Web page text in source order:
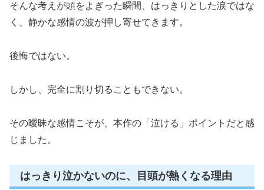
そんな考えが頭をよぎった瞬間、はっきりとした涙ではな
く、静かな感情の波が押し寄せてきます。
後悔ではない。
しかし、完全に割り切ることもできない。
その曖昧な感情こそが、本作の「泣ける」ポイントだと感
じました。
はっきり泣かないのに、目頭が熱くなる理由